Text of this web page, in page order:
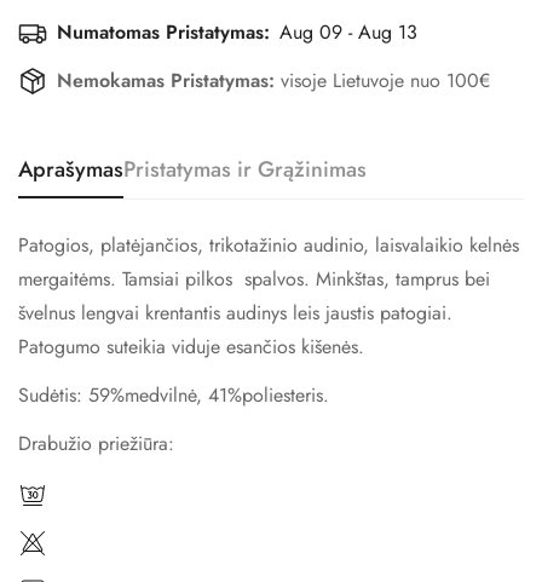
Numatomas Pristatymas: Aug 09 - Aug 13
Nemokamas Pristatymas: visoje Lietuvoje nuo 100€
AprašymasPristatymas ir Grąžinimas
Patogios, platėjančios, trikotažinio audinio, laisvalaikio kelnės
mergaitėms. Tamsiai pilkos spalvos. Minkštas, tamprus bei
švelnus lengvai krentantis audinys leis jaustis patogiai.
Patogumo suteikia viduje esančios kišenės.
Sudėtis: 59%medvilnė, 41%poliesteris.
Drabužio priežiūra:Confirm your age